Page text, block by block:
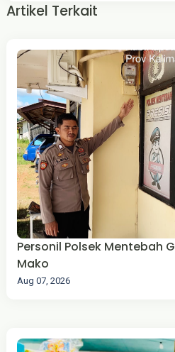
Artikel Terkait
‎Personil Polsek Mentebah
Mako
Aug 07, 2026